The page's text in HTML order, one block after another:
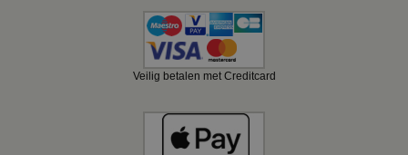
Veilig betalen met Creditcard